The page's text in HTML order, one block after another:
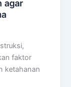
agar
faktor
ketahanan